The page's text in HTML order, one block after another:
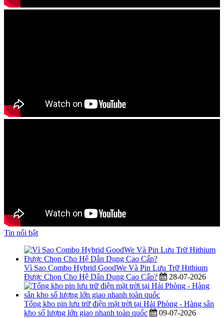
Tin nổi bật
Vì Sao Combo Hybrid GoodWe Và Pin Lưu Trữ Hithium
Được Chọn Cho Hệ Dân Dụng Cao Cấp?
28-07-2026
Tổng kho pin lưu trữ điện mặt trời tại Hải Phòng - Hàng sẵn
kho số lượng lớn giao nhanh toàn quốc
09-07-2026